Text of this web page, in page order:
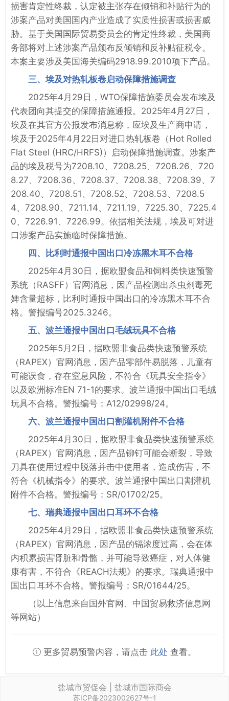
损害肯定性终裁，认定被主张存在倾销和补贴行为的
涉案产品对美国国内产业造成了实质性损害或损害威
胁。基于美国国际贸易委员会的肯定性终裁，美国商
务部将对上述涉案产品颁布反倾销和反补贴征税令。
本案主要涉及美国海关编码2918.99.2010项下产品。
三、埃及对热轧板卷启动保障措施调查
2025年4月29日，WTO保障措施委员会发布埃及
代表团向其提交的保障措施通报。2025年4月27日，
埃及在其官方公报发布消息称，应埃及生产商申请，
埃及于2025年4月22日对进口热轧板卷（Hot Rolled
Flat Steel (HRC/HRFS)）启动保障措施调查。涉案产
品的埃及税号为7208.10、7208.25、7208.26、720
8.27、7208.36、7208.37、7208.38、7208.39、7
208.40、7208.51、7208.52、7208.53、7208.5
4、7208.90、7211.14、7211.19、7225.30、7225.4
0、7226.91、7226.99。依据相关法规，埃及可对进
口涉案产品实施临时保障措施。
四、比利时通报中国出口冷冻黑木耳不合格
2025年4月30日，据欧盟食品和饲料类快速预警
系统（RASFF）官网消息，因产品检测出杀虫剂毒死
婢含量超标，比利时通报中国出口的冷冻黑木耳不合
格。警报编号2025.3246。
五、波兰通报中国出口毛绒玩具不合格
2025年5月2日，据欧盟非食品类快速预警系统
（RAPEX）官网消息，因产品零部件易脱落，儿童有
可能误食，存在窒息风险，不符合《玩具安全指令》
以及欧洲标准EN 71-1的要求。波兰通报中国出口毛绒
玩具不合格。警报编号：A12/02998/24。
六、波兰通报中国出口割灌机附件不合格
2025年4月30日，据欧盟非食品类快速预警系统
（RAPEX）官网消息，因产品铆钉可能会断裂，导致
刀具在使用过程中脱落并击中使用者，造成伤害，不
符合《机械指令》的要求。波兰通报中国出口割灌机
附件不合格。警报编号：SR/01702/25。
七、瑞典通报中国出口耳环不合格
2025年4月29日，据欧盟非食品类快速预警系统
（RAPEX）官网消息，因产品的镉浓度过高，会在体
内积累损害肾脏和骨骼，并可能导致癌症，对人体健
康有害，不符合《REACH法规》的要求。瑞典通报中
国出口耳环不合格。警报编号：SR/01644/25。
（以上信息来自国外官网、中国贸易救济信息网
等网站）
更多贸易预警内容，请点击 此处 查看。
盐城市贸促会 | 盐城市国际商会
苏ICP备2023002627号-1